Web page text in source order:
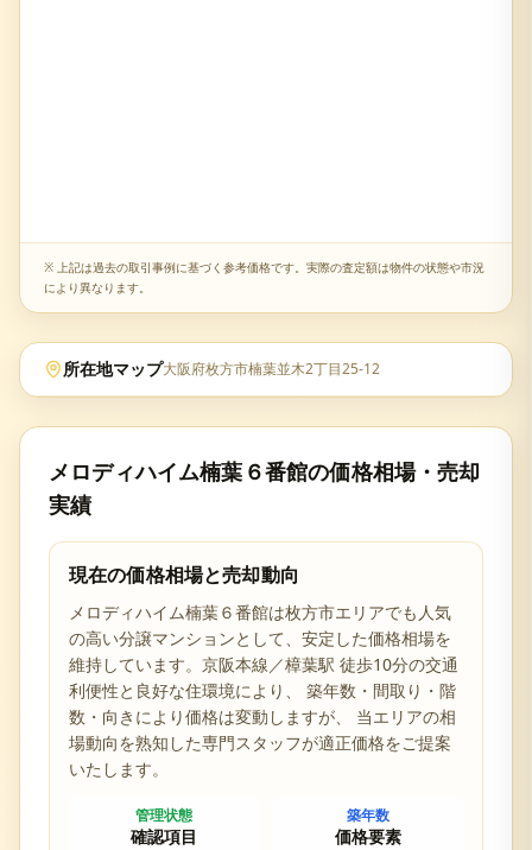
※ 上記は過去の取引事例に基づく参考価格です。実際の査定額は物件の状態や市況
により異なります。
所在地マップ大阪府枚方市楠葉並木2丁目25-12
メロディハイム楠葉６番館の価格相場・売却
実績
現在の価格相場と売却動向
メロディハイム楠葉６番館は枚方市エリアでも人気
の高い分譲マンションとして、安定した価格相場を
維持しています。 京阪本線／樟葉駅 徒歩10分の交通
利便性と 良好な住環境により、 築年数・間取り・階
数・向きにより価格は変動しますが、 当エリアの相
場動向を熟知した専門スタッフが適正価格をご提案
いたします。
管理状態
確認項目
築年数
価格要素